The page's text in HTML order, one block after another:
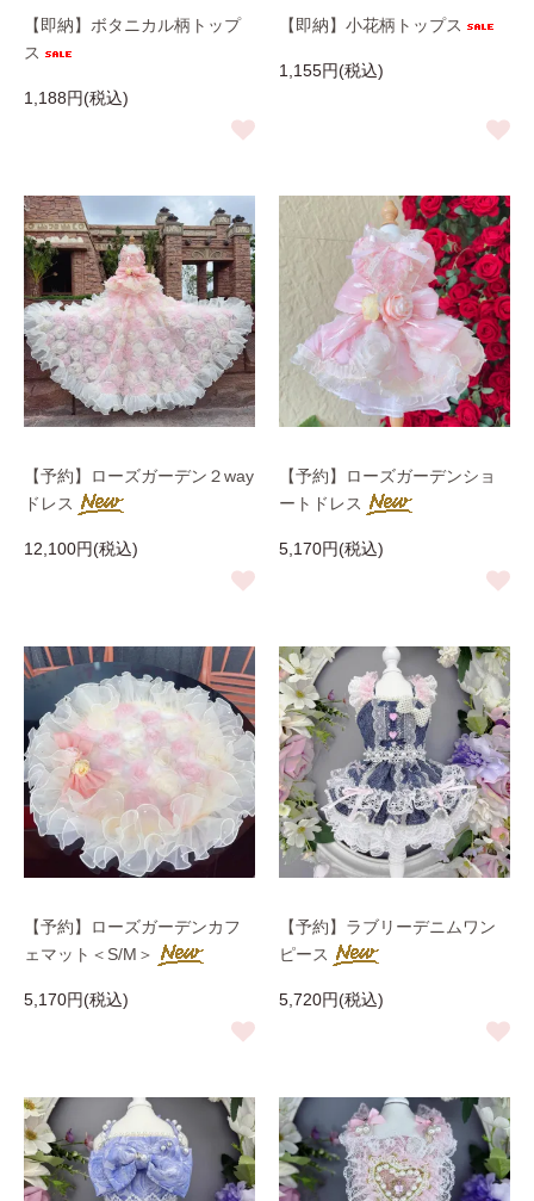
【即納】ボタニカル柄トップ
ス
1,188円(税込)
【即納】小花柄トップス
1,155円(税込)
【予約】ローズガーデン２way
ドレス
12,100円(税込)
【予約】ローズガーデンショ
ートドレス
5,170円(税込)
【予約】ローズガーデンカフ
ェマット＜S/M＞
5,170円(税込)
【予約】ラブリーデニムワン
ピース
5,720円(税込)